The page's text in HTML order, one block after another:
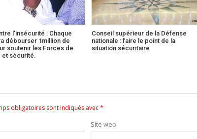
l’insécurité : Chaque
débourser 1million de
soutenir les Forces de
et sécurité.
Conseil supérieur de la Défense
nationale : faire le point de la
situation sécuritaire
obligatoires sont indiqués avec*
Site web